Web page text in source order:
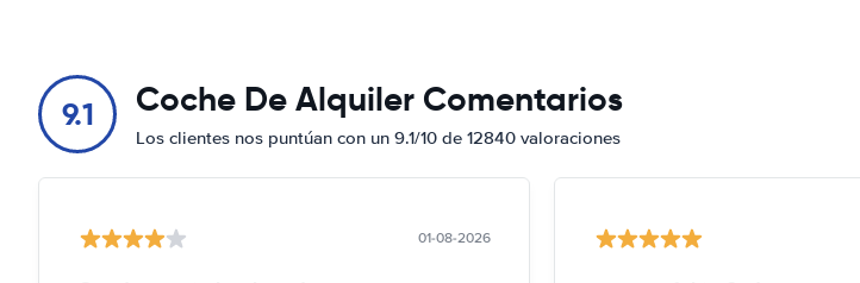
9.1 Coche De Alquiler Comentarios
Los clientes nos puntúan con un 9.1/10 de 12840 valoraciones
01-08-2026